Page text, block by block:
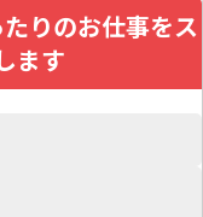
りのお仕事をス
ます